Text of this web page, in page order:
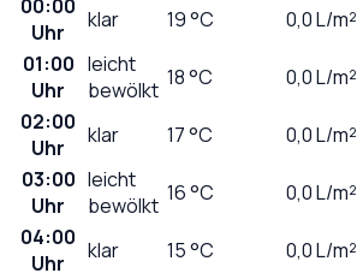
00:00
Uhr
klar 19°C 0,0L/m²
01:00
Uhr
leicht
bewölkt 18°C 0,0L/m²
02:00
Uhr
klar 17°C 0,0L/m²
03:00
Uhr
leicht
bewölkt 16°C 0,0L/m²
04:00
Uhr
klar 15°C 0,0L/m²